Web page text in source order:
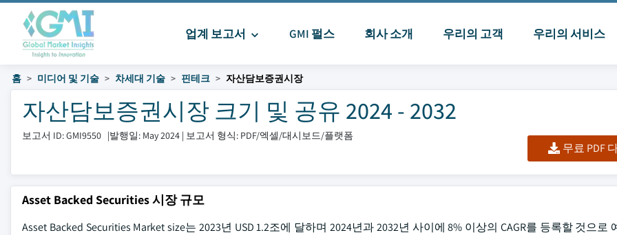
업계 보고서 GMI 펄스 회사 소개 우리의 고객 우리의 서비스
홈 미디어 및 기술 차세대 기술 핀테크 자산담보증권시장
자산담보증권시장 크기 및 공유 2024 - 2032
보고서 ID: GMI9550 |발행일: May 2024 | 보고서 형식: PDF/엑셀/대시보드/플랫폼
무료 PDF
Asset Backed Securities 시장 규모
Asset Backed Securities Market size는 2023년 USD 1.2조에 달하며 2024년과 2032년 사이에 8% 이상의 CAGR를 등록할 것으로